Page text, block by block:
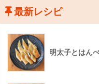
最新レシピ
明太子とはん